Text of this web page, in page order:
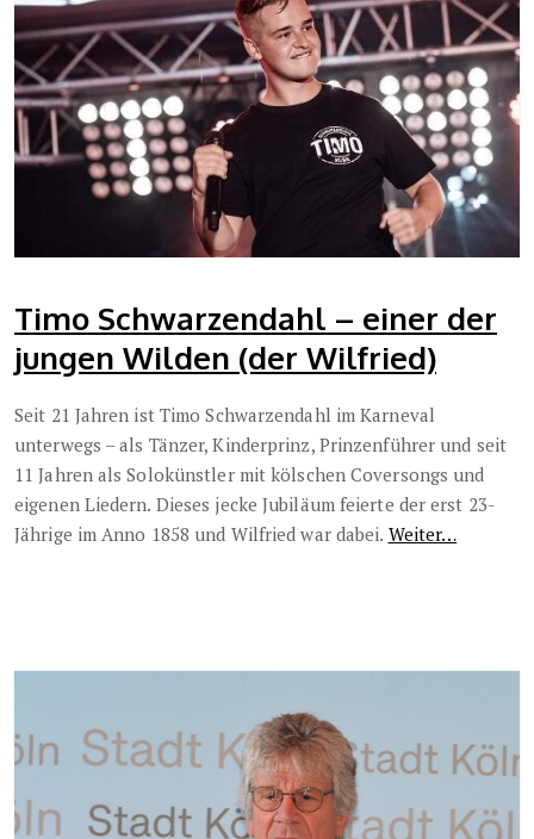
Timo Schwarzendahl – einer der
jungen Wilden (der Wilfried)
Seit 21 Jahren ist Timo Schwarzendahl im Karneval
unterwegs – als Tänzer, Kinderprinz, Prinzenführer und seit
11 Jahren als Solokünstler mit kölschen Coversongs und
eigenen Liedern. Dieses jecke Jubiläum feierte der erst 23-
Jährige im Anno 1858 und Wilfried war dabei. Weiter…